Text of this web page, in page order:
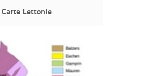
Carte Lettonie